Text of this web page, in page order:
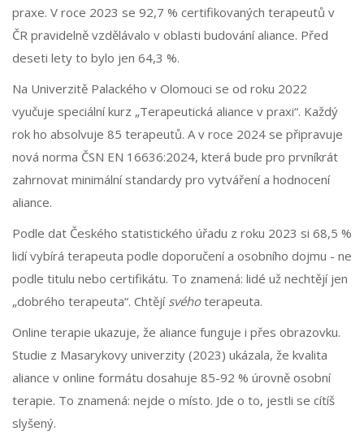
praxe. V roce 2023 se 92,7 % certifikovaných terapeutů v
ČR pravidelně vzdělávalo v oblasti budování aliance. Před
deseti lety to bylo jen 64,3 %.
Na Univerzitě Palackého v Olomouci se od roku 2022
vyučuje speciální kurz „Terapeutická aliance v praxi“. Každý
rok ho absolvuje 85 terapeutů. A v roce 2024 se připravuje
nová norma ČSN EN 16636:2024, která bude pro prvníkrát
zahrnovat minimální standardy pro vytváření a hodnocení
aliance.
Podle dat Českého statistického úřadu z roku 2023 si 68,5 %
lidí vybírá terapeuta podle doporučení a osobního dojmu - ne
podle titulu nebo certifikátu. To znamená: lidé už nechtějí jen
„dobrého terapeuta“. Chtějí svéhoterapeuta.
Online terapie ukazuje, že aliance funguje i přes obrazovku.
Studie z Masarykovy univerzity (2023) ukázala, že kvalita
aliance v online formátu dosahuje 85-92 % úrovně osobní
terapie. To znamená: nejde o místo. Jde o to, jestli se cítíš
slyšený.